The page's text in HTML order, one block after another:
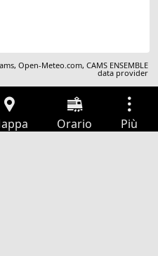
,Open-Meteo.com,CAMS ENSEMBLE
data provider
Orario Più